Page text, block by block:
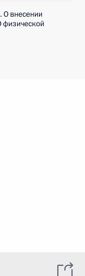
внесении
физической